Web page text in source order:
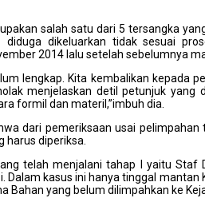
salah satu dari 5 tersangka
diduga dikeluarkan tidak sesuai
2014 lalu setelah sebelumnya
lengkap. Kita kembalikan kepada
menjelaskan detil petunjuk yang
formil dan materil,”imbuh dia.
dari pemeriksaan usai
harus diperiksa.
telah menjalani tahap I yaitu Staf
Dalam kasus ini hanya tinggal
Bahan yang belum dilimpahkan ke